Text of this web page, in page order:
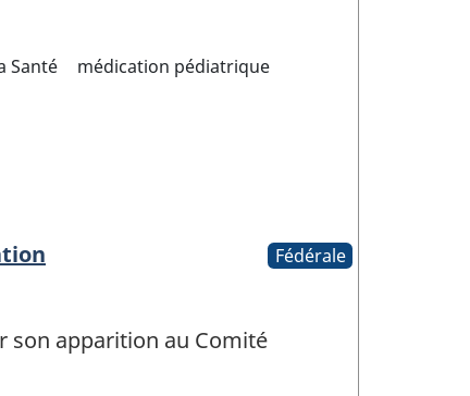
Santé
médication pédiatrique
Fédérale
son apparition au Comité